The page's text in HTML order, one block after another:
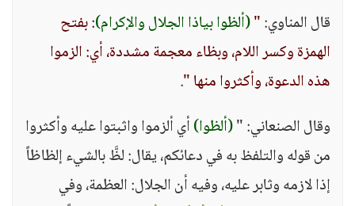
قال المناوي:"(ألظوا بياذا الجلال والإكرام): بفتح
الهمزة وكسر اللام، وبظاء معجمة مشددة، أي: الزموا
هذه الدعوة، وأكثروا منها ".
وقال الصنعاني: "(ألظوا)أي ألزموا واثبتوا عليه وأكثروا
من قوله والتلفظ به في دعائكم، يقال: لظَّ بالشيء إلظاظاً
إذا لازمه وثابر عليه، وفيه أن الجلال: العظمة، وفي